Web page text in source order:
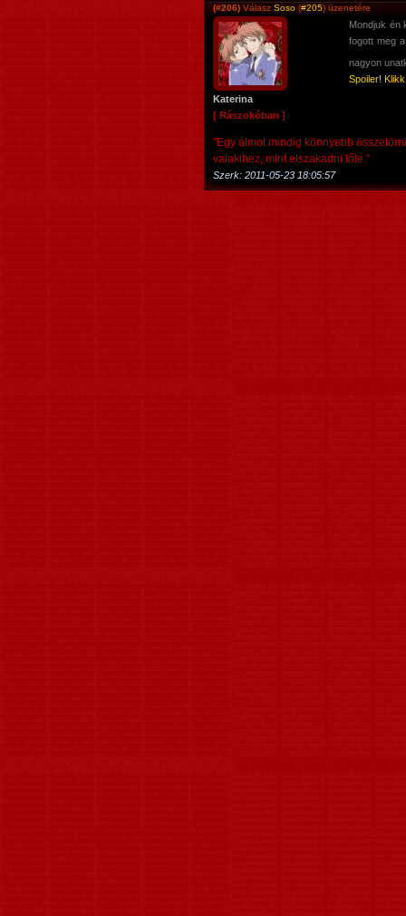
(#206) Válasz Soso (#205) üzenetére
Katerina
[ Rászokóban ]
Mondjuk én
fogott meg
nagyon
Spoiler!
"Egy álmot mindig könnyebb
valakihez, mint elszakadni tőle."
Szerk: 2011-05-23 18:05:57